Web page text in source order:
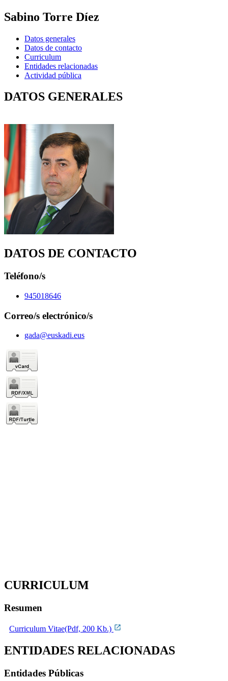
Sabino Torre Díez
Datos generales
Datos de contacto
Curriculum
Entidades relacionadas
Actividad pública
DATOS GENERALES
DATOS DE CONTACTO
Teléfono/s
945018646
Correo/s electrónico/s
gada@euskadi.eus
CURRICULUM
Resumen
Curriculum Vitae(Pdf, 200 Kb.)
ENTIDADES RELACIONADAS
Entidades Públicas